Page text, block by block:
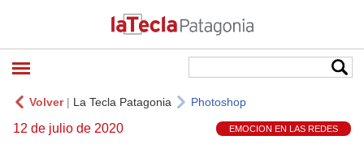
Volver| La Tecla Patagonia Photoshop
12 de julio de 2020 EMOCION EN LAS REDES